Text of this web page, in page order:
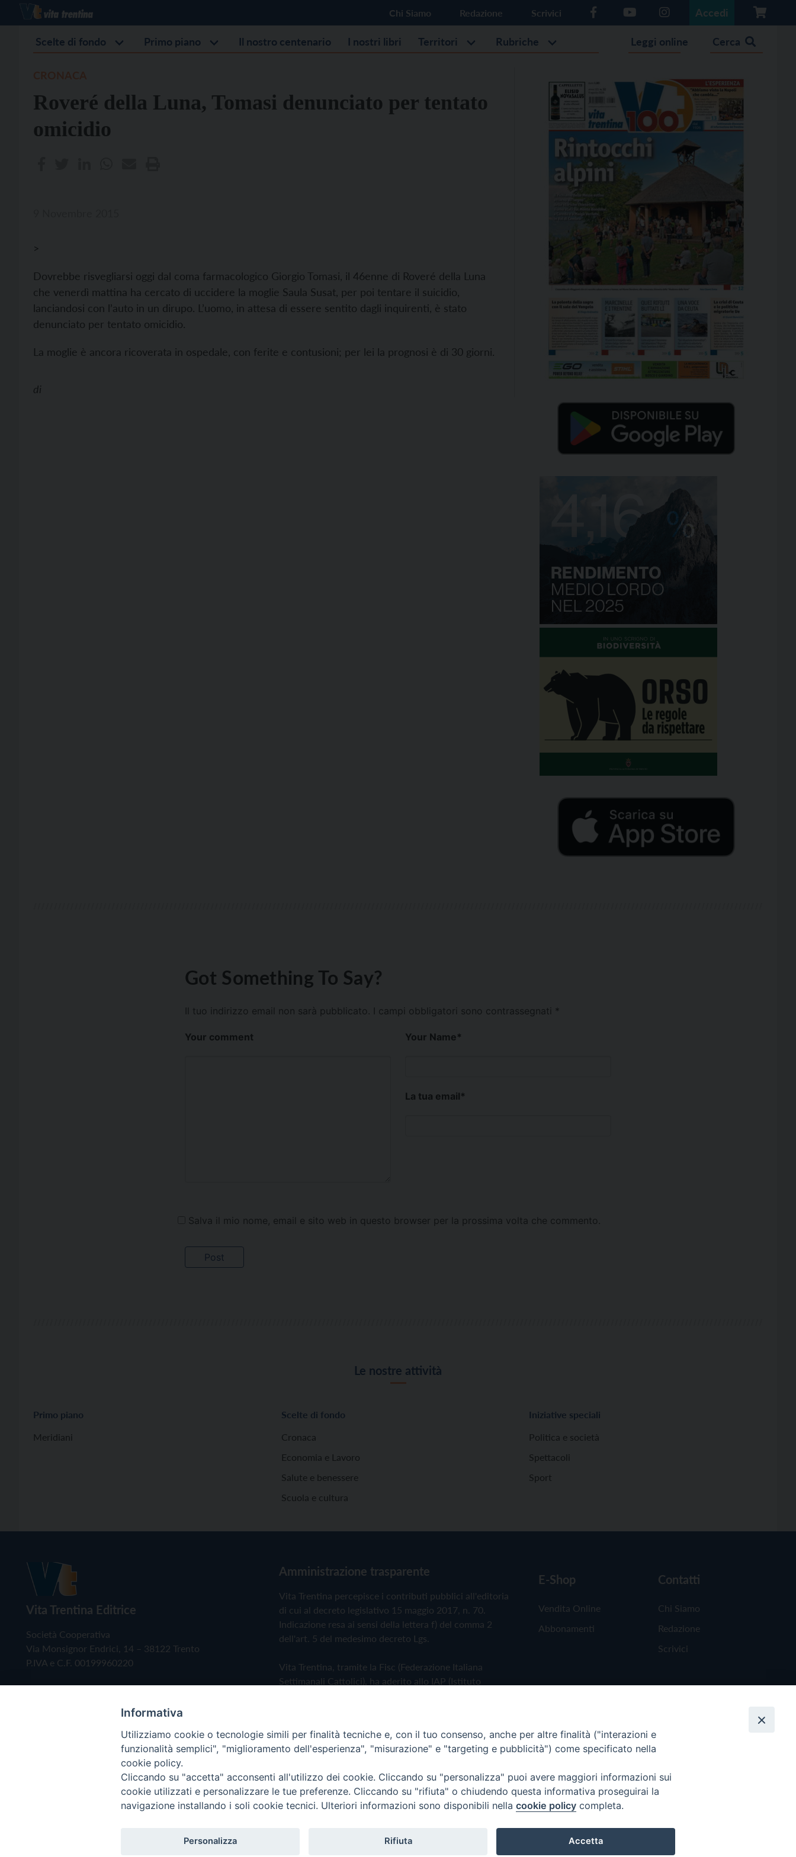
Chi Siamo Redazione Scrivici Accedi
Scelte di fondo Primo piano Il nostro centenario I nostri libri Territori Rubriche Leggi online Cerca
Roveré della Luna, Tomasi denunciato per tentato
omicidio
>
Dovrebbe risvegliarsi oggi dal coma farmacologico Giorgio Tomasi, il 46enne di Roveré della Luna
che venerdì mattina ha cercato di uccidere la moglie Saula Susat, per poi tentare il suicidio,
lanciandosi con l’auto in un dirupo. L’uomo, in attesa di essere sentito dagli inquirenti, è stato
denunciato per tentato omicidio.
La moglie è ancora ricoverata in ospedale, con ferite e contusioni; per lei la prognosi è di 30 giorni.
di
Got Something To Say?
Il tuo indirizzo email non sarà pubblicato. I campi obbligatori sono contrassegnati *
Your comment Your Name*
La tua email*
Salva il mio nome, email e sito web in questo browser per la prossima volta che commento.
Le nostre attività
Primo piano
Meridiani
Scelte di fondo
Cronaca
Economia e Lavoro
Salute e benessere
Scuola e cultura
Iniziative speciali
Politica e società
Spettacoli
Sport
Vita Trentina Editrice
Società Cooperativa
Via Monsignor Endrici, 14 – 38122 Trento
P.IVA e C.F. 00199960220
Amministrazione trasparente
Vita Trentina percepisce i contributi pubblici all'editoria
di cui al decreto legislativo 15 maggio 2017, n. 70.
Indicazione resa ai sensi della lettera f) del comma 2
dell'art. 5 del medesimo decreto Lgs.
Vita Trentina, tramite la Fisc (Federazione Italiana
Settimanali Cattolici), ha aderito allo IAP (Istituto
Privacy Policy Cookie Policy
E-Shop
Vendita Online
Abbonamenti
Contatti
Chi Siamo
Redazione
Scrivici
Copyright © 2019 - Tutti i diritti riservati - Vita Trentina Editrice
Informativa
Utilizziamo cookie o tecnologie simili per finalità tecniche e, con il tuo consenso, anche per altre finalità ("interazioni e
funzionalità semplici", "miglioramento dell'esperienza", "misurazione" e "targeting e pubblicità") come specificato nella
cookie policy.
Cliccando su "accetta" acconsenti all'utilizzo dei cookie. Cliccando su "personalizza" puoi avere maggiori informazioni sui
cookie utilizzati e personalizzare le tue preferenze. Cliccando su "rifiuta" o chiudendo questa informativa proseguirai la
navigazione installando i soli cookie tecnici. Ulteriori informazioni sono disponibili nella cookie policy completa.
Personalizza Rifiuta Accetta